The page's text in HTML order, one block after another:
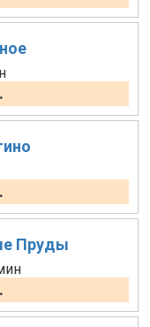
Пруды